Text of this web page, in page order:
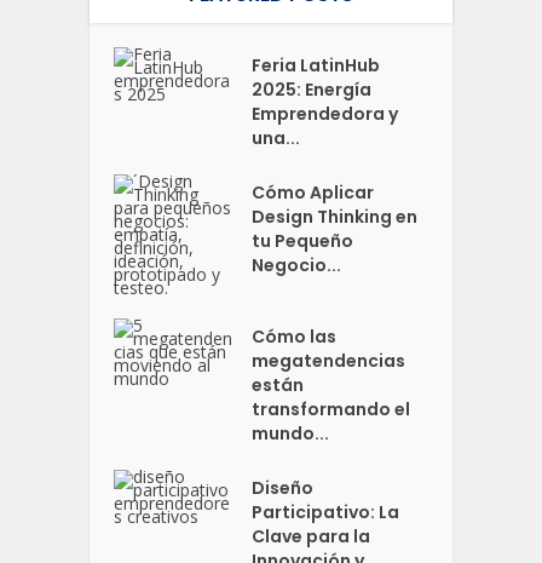
Feria LatinHub
2025: Energía
Emprendedora y
una...
Cómo Aplicar
Design Thinking en
tu Pequeño
Negocio...
Cómo las
megatendencias
están
transformando el
mundo...
Diseño
Participativo: La
Clave para la